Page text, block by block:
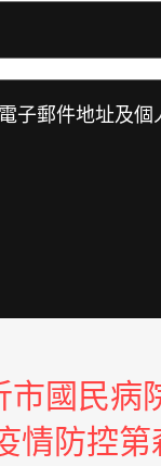
子郵件地址及
市國民病
情防控第